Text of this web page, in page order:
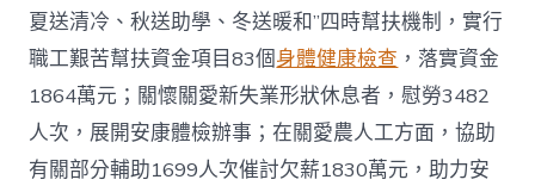
夏送清冷、秋送助學、冬送暖和”四時幫扶機制，實行
職工艱苦幫扶資金項目83個身體健康檢查 ，落實資金
1864萬元；關懷關愛新失業形狀休息者，慰勞3482
人次，展開安康體檢辦事；在關愛農人工方面，協助
有關部分輔助1699人次催討欠薪1830萬元，助力安